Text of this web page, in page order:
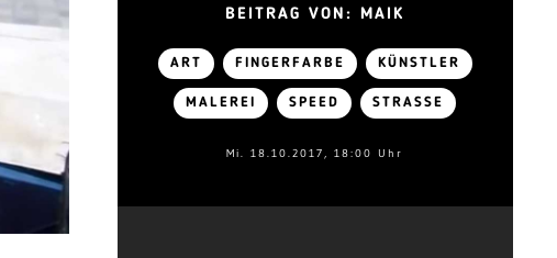
BEITRAG VON: MAIK
ART FINGERFARBE KÜNSTLER
MALEREI SPEED STRASSE
Mi. 18.10.2017, 18:00 Uhr